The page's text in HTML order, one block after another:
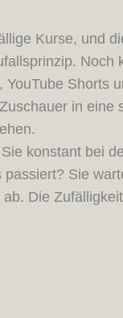
Kurse, und
in
konstant bei
Sie
Die